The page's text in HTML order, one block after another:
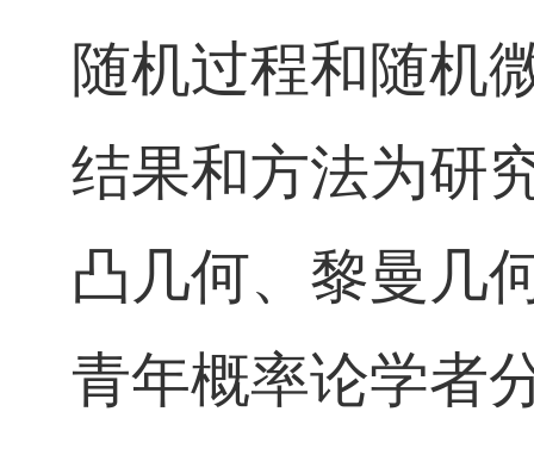
随机过程和随机
结果和方法为研
凸几何、黎曼几
青年概率论学者